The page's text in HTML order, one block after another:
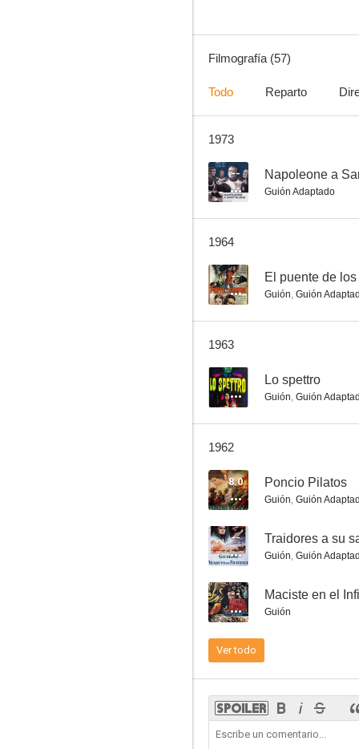
--
Crimen en Montecarlo
--
Filmografía (57)
Todo Reparto
1973
-- Napoleone a
Guión Adaptado
1964
-- El puente de
Guión, Guión
1963
-- Lo spettro
Guión, Guión
1962
8.0 Poncio Pilatos
Guión, Guión
-- Traidores a su
Guión, Guión
-- Maciste en el
Guión
Ver todo